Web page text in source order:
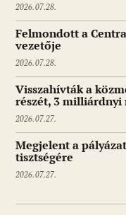
2026.07.28.
Felmondott a
vezetője
2026.07.28.
Visszahívták a
részét, 3
2026.07.27.
Megjelent a
tisztségére
2026.07.27.